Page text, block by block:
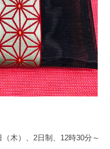
木）、2日制、12時30分～